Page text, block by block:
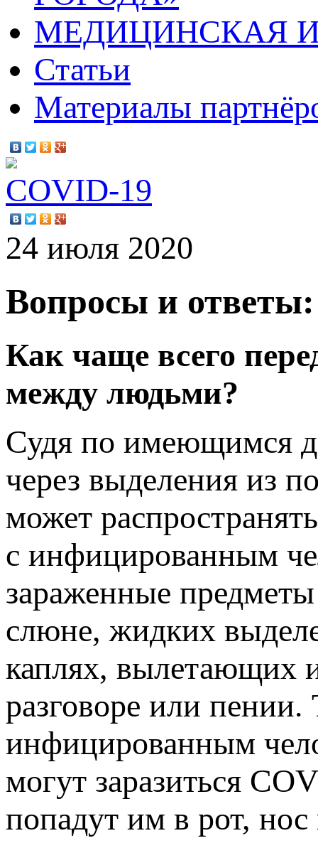
МЕДИЦИНСКАЯ
Статьи
Материалы
COVID-19
24 июля 2020
Вопросы и
Как чаще всего
между людьми?
Судя по имеющимся
через выделения из
может
с инфицированным
зараженные
слюне, жидких
каплях, вылетающих
разговоре или пении.
инфицированным
могут заразиться
попадут им в рот, нос